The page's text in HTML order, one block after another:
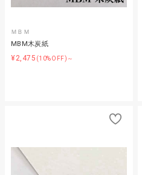
ＭＢＭ
MBM木炭紙
¥2,475 (10%OFF)～